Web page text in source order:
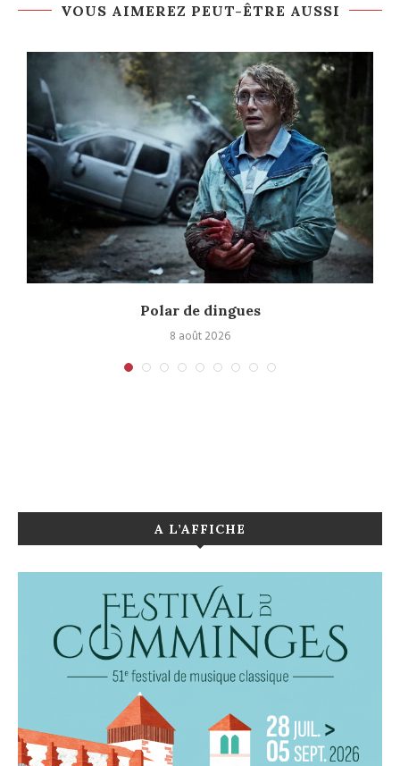
VOUS AIMEREZ PEUT-ÊTRE AUSSI
Polar de dingues
8 août 2026
A L’AFFICHE